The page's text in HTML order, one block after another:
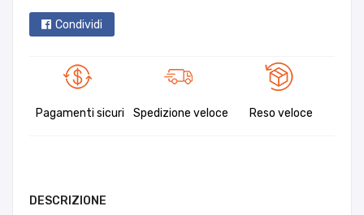
Condividi
Pagamenti sicuri Spedizione veloce Reso veloce
DESCRIZIONE